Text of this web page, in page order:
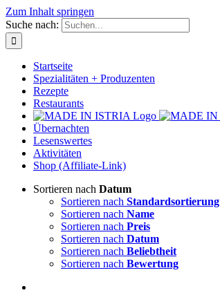
Zum Inhalt springen
Suche nach:
Startseite
Spezialitäten + Produzenten
Rezepte
Restaurants
Übernachten
Lesenswertes
Aktivitäten
Shop (Affiliate-Link)
Sortieren nach Datum
Sortieren nach Standardsortierung
Sortieren nach Name
Sortieren nach Preis
Sortieren nach Datum
Sortieren nach Beliebtheit
Sortieren nach Bewertung